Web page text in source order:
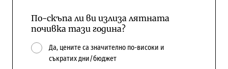
По-скъпа ли ви излиза лятната
почивка тази година?
Да, цените са значително по-високи и
съкратих дни/бюджет